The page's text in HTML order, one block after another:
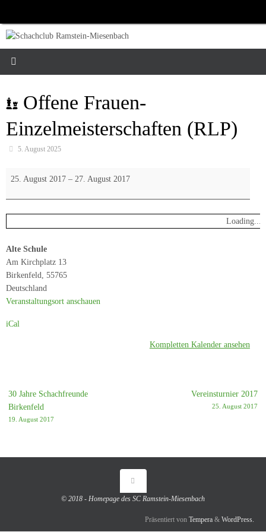
springen
Offene Frauen-
Einzelmeisterschaften (RLP)
5. August 2025
Offene
Einzelmeisterschaften
(RLP)
25. August 2017 – 27. August 2017
Loading...
Alte Schule
Am Kirchplatz 13
Birkenfeld 55765
Deutschland
Veranstaltungsort anschauen
iCal
Kompletten Kalender ansehen
30 Jahre Schachfreunde
Birkenfeld
19. August 2017
Vereinsturnier 2017
25. August 2017
© 2018 - Homepage des SC Ramstein-Miesenbach
Präsentiert von Tempera & WordPress.